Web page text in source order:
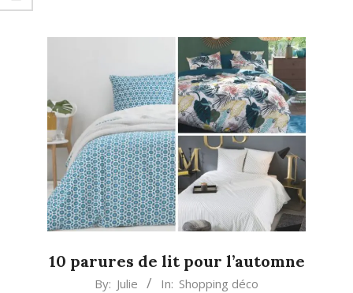
10 parures de lit pour l’automne
By: Julie In: Shopping déco